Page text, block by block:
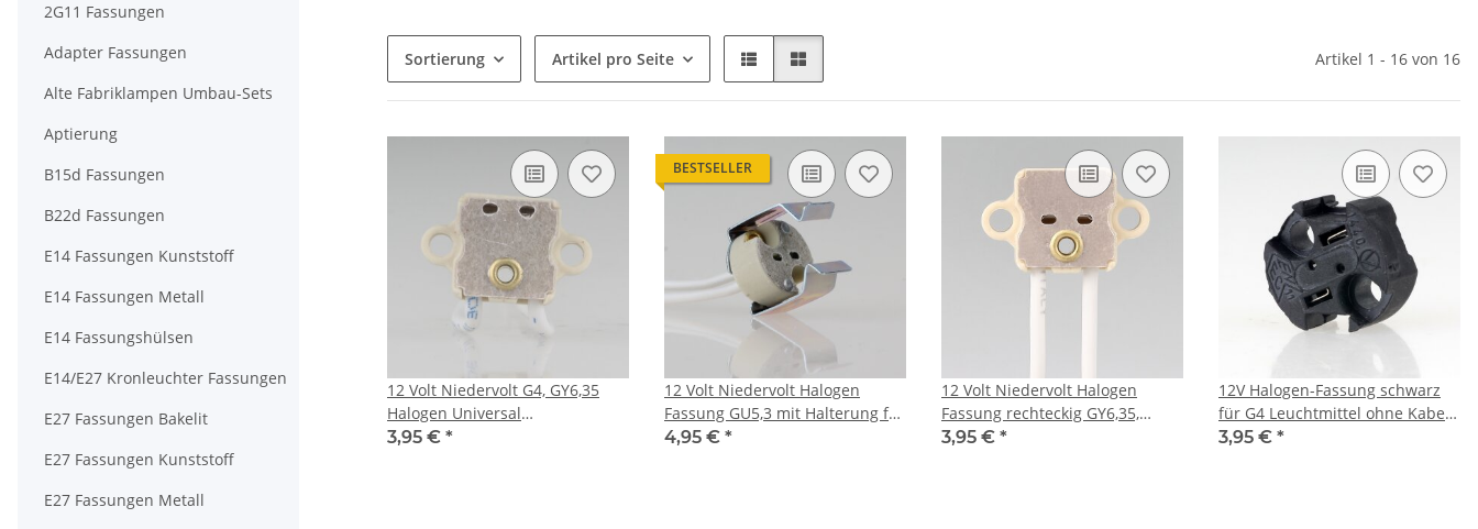
Sortierung Artikel pro Seite Artikel 1 - 16 von 16
12 Volt Niedervolt G4, GY6,35
Halogen Universal
Lampenfassung rechteckig 11cm
3,95 € *
BESTSELLER
12 Volt Niedervolt Halogen
Fassung GU5,3 mit Halterung für
Reflektorlampen
4,95 € *
12 Volt Niedervolt Halogen
Fassung rechteckig GY6,35,
GX5,3 und G4 mit 13cm
3,95 € *
12V Halogen-Fassung schwarz
für G4 Leuchtmittel ohne Kabel
mit Steckkontakten
3,95 € *
2G11 Fassungen
Adapter Fassungen
Alte Fabriklampen Umbau-Sets
Aptierung
B15d Fassungen
B22d Fassungen
E14 Fassungen Kunststoff
E14 Fassungen Metall
E14 Fassungshülsen
E14/E27 Kronleuchter Fassungen
E27 Fassungen Bakelit
E27 Fassungen Kunststoff
E27 Fassungen Metall